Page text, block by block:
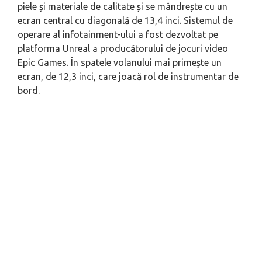
piele și materiale de calitate și se mândrește cu un
ecran central cu diagonală de 13,4 inci. Sistemul de
operare al infotainment-ului a fost dezvoltat pe
platforma Unreal a producătorului de jocuri video
Epic Games. În spatele volanului mai primește un
ecran, de 12,3 inci, care joacă rol de instrumentar de
bord.